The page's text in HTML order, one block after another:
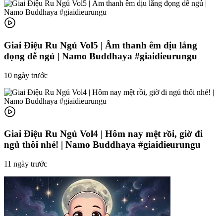
Giai Điệu Ru Ngủ Vol5 | Âm thanh êm dịu lắng
đọng dễ ngủ | Namo Buddhaya #giaidieurungu
10 ngày trước
Giai Điệu Ru Ngủ Vol4 | Hôm nay mệt rồi, giờ đi
ngủ thôi nhé! | Namo Buddhaya #giaidieurungu
11 ngày trước